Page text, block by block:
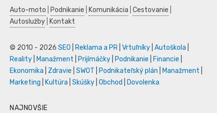
Auto-moto Podnikanie Komunikácia Cestovanie
Autoslužby
Kontakt
© 2010 - 2026 SEO Reklama a PR Vrtuľníky Autoškola
Reality
Manažment Prijímáčky Podnikanie Financie
Ekonomika
Zdravie SWOT Podnikateľský plán Manažment
Marketing
Kultúra Skúšky Obchod Dovolenka
NAJNOVŠIE